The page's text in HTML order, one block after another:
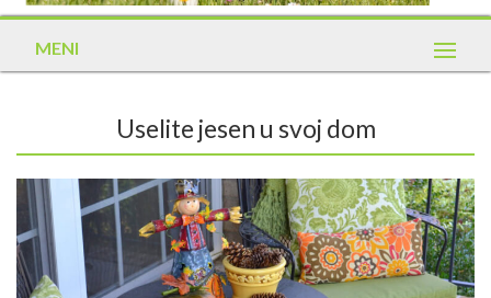
MENI
Uselite jesen u svoj dom